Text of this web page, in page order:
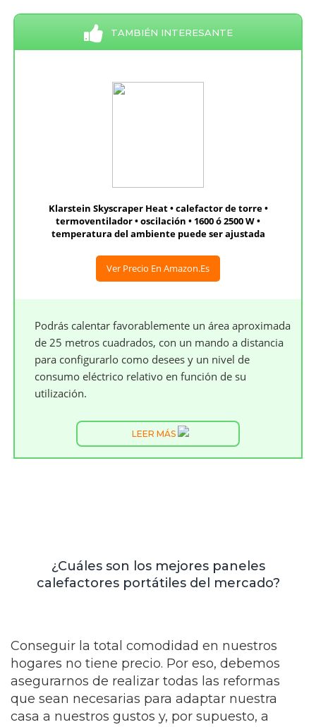
TAMBIÉN INTERESANTE
Klarstein Skyscraper Heat • calefactor de torre •
termoventilador • oscilación • 1600 ó 2500 W •
temperatura del ambiente puede ser ajustada
Ver Precio En Amazon.es
Podrás calentar favorablemente un área aproximada
de 25 metros cuadrados, con un mando a distancia
para configurarlo como desees y un nivel de
consumo eléctrico relativo en función de su
utilización.
LEER MÁS
¿Cuáles son los mejores paneles
calefactores portátiles del mercado?
Conseguir la total comodidad en nuestros
hogares no tiene precio. Por eso, debemos
asegurarnos de realizar todas las reformas
que sean necesarias para adaptar nuestra
casa a nuestros gustos y, por supuesto, a